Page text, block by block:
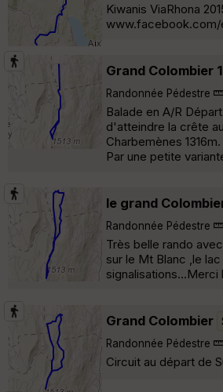
Kiwanis ViaRhona
www.facebook.com/
Grand Colombier
Randonnée Pédestre
Balade en A/R
d'atteindre la crête
Charbemènes
Par une petite
le grand
Randonnée Pédestre
Très belle rando
sur le Mt Blanc ,le
signalisations...Merci
Grand Colombier
Randonnée Pédestre
Circuit au départ de